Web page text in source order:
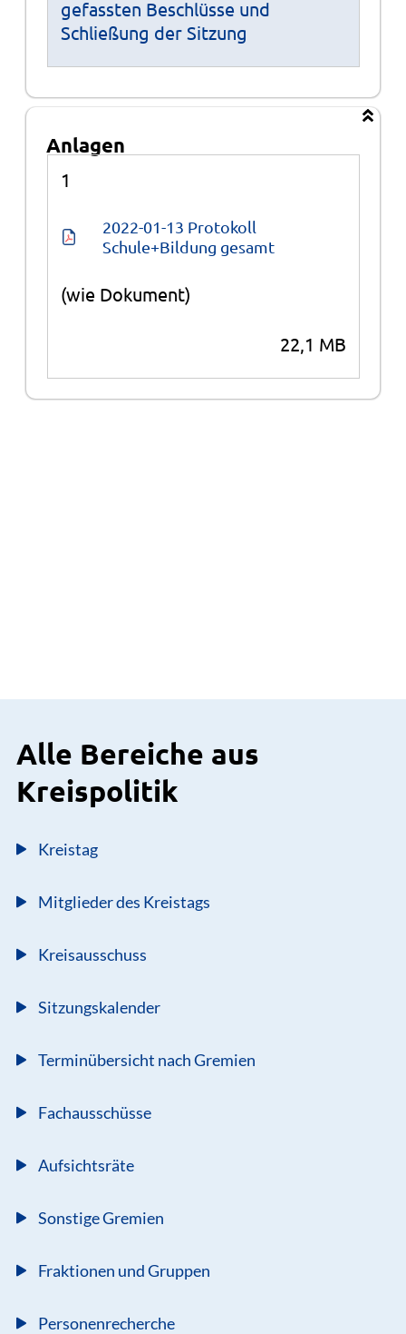
gefassten Beschlüsse und
Schließung der Sitzung
Anlagen
1
2022-01-13 Protokoll
Schule+Bildung gesamt
(wie Dokument)
22,1 MB
Alle Bereiche aus
Kreispolitik
Kreistag
Mitglieder des Kreistags
Kreisausschuss
Sitzungskalender
Terminübersicht nach Gremien
Fachausschüsse
Aufsichtsräte
Sonstige Gremien
Fraktionen und Gruppen
Personenrecherche